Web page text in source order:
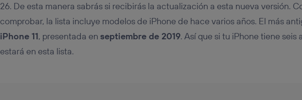
26. De esta manera sabrás si recibirás la actualización a esta nueva versión.
comprobar, la lista incluye modelos de iPhone de hace varios años. El más
iPhone 11, presentada en septiembre de 2019. Así que si tu iPhone tiene seis
estará en esta lista.